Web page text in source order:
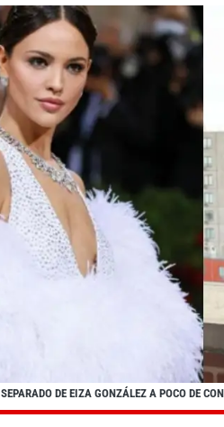
DE EIZA GONZÁLEZ A POCO DE